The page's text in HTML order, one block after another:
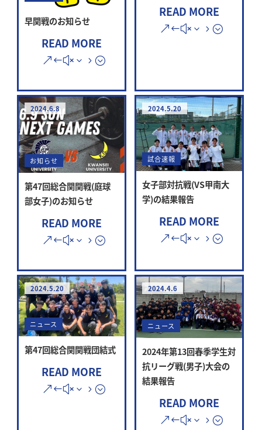
早関戦のお知らせ
READ MORE
READ MORE
2024.6.8
お知らせ
第47回総合関関戦(庭球
部女子)のお知らせ
READ MORE
2024.5.20
試合速報
女子部対抗戦(VS甲南大
学)の結果報告
READ MORE
2024.5.20
ニュース
第47回総合関関戦団結式
READ MORE
2024.4.6
ニュース
2024年第13回春季学生対
抗リーグ戦(男子)大会の
結果報告
READ MORE